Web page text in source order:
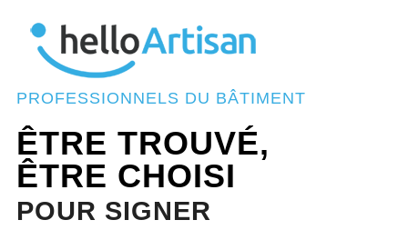
PROFESSIONNELS DU BÂTIMENT
ÊTRE TROUVÉ,
ÊTRE CHOISI
POUR SIGNER